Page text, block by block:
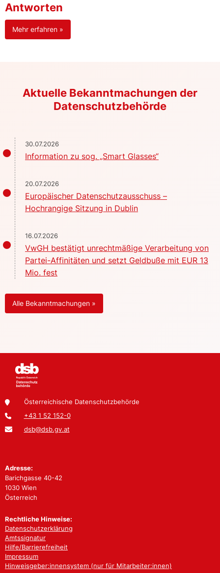
Antworten
Mehr erfahren »
Aktuelle Bekanntmachungen der
Datenschutzbehörde
30.07.2026
Information zu sog. „Smart Glasses“
20.07.2026
Europäischer Datenschutzausschuss –
Hochrangige Sitzung in Dublin
16.07.2026
VwGH bestätigt unrechtmäßige Verarbeitung von
Partei-Affinitäten und setzt Geldbuße mit EUR 13
Mio. fest
Alle Bekanntmachungen »
Österreichische Datenschutzbehörde
+43 1 52 152-0
dsb@dsb.gv.at
Adresse:
Barichgasse 40-42
1030 Wien
Österreich
Rechtliche Hinweise:
Datenschutzerklärung
Amtssignatur
Hilfe/Barrierefreiheit
Impressum
Hinweisgeber:innensystem (nur für Mitarbeiter:innen)